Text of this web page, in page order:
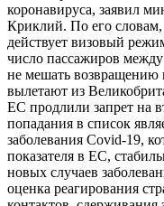
коронавируса, заявил
Криклий. По его
действует визовый
число пассажиров
не мешать возвращению
вылетают из
ЕС продлили запрет на
попадания в список
заболевания Covid-19,
показателя в ЕС,
новых случаев
оценка реагирования